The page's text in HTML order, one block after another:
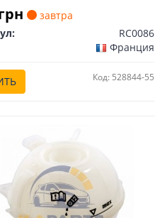
завтра
RC0086
Франция
Код: 528844-55